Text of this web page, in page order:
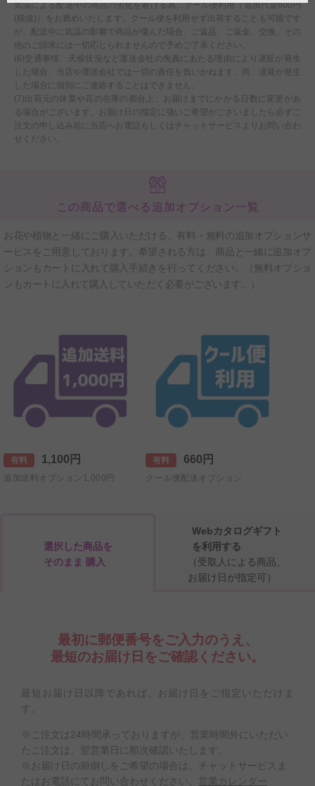
気温による配送中の商品の劣化を避ける為、クール便利用（追加代金600円
(税抜)）をお薦めいたします。クール便を利用せず出荷することも可能です
が、配送中に気温の影響で商品が傷んだ場合、ご返品、ご返金、交換、その
他のご請求には一切応じられませんので予めご了承ください。
(6)交通事情、天候状況など運送会社の免責にあたる理由により遅延が発生
した場合、当店や運送会社では一切の責任を負いかねます。尚、遅延が発生
した場合に個別にご連絡することはできません。
(7)出荷元の休業や花の在庫の都合上、お届けまでにかかる日数に変更があ
る場合がございます。お届け日の指定に強いご希望がございましたら必ずご
注文の申し込み前に当店へお電話もしくはチャットサービスよりお問い合わ
せください。
この商品で選べる追加オプション一覧
お花や植物と一緒にご購入いただける、有料・無料の追加オプションサ
ービスをご用意しております。希望される方は、商品と一緒に追加オプ
ションもカートに入れて購入手続きを行ってください。（無料オプショ
ンもカートに入れて購入していただく必要がございます。）
有料 1,100円
追加送料オプション1,000円
有料 660円
クール便配送オプション
選択した商品を
そのまま 購入
Webカタログギフト
を利用する
（受取人による商品、
お届け日が指定可）
最初に郵便番号をご入力のうえ、
最短のお届け日をご確認ください。
最短お届け日以降であれば、お届け日をご指定いただけま
す。
※ご注文は24時間承っておりますが、営業時間外にいただい
たご注文は、翌営業日に順次確認いたします。
※お届け日の前倒しをご希望の場合は、チャットサービスま
たはお電話にてお問い合わせください。
営業カレンダー